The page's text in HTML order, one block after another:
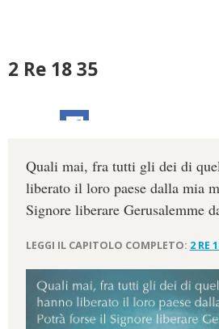
2 Re 18 35
Quali mai, fra tutti gli dei di
liberato il loro paese dalla mia
Signore liberare Gerusalemme
LEGGI IL CAPITOLO COMPLETO: 2 RE